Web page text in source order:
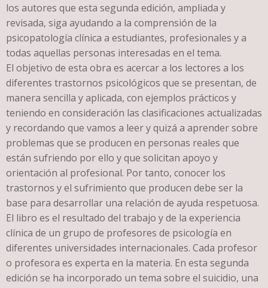
los autores que esta segunda edición, ampliada y
revisada, siga ayudando a la comprensión de la
psicopatología clínica a estudiantes, profesionales y a
todas aquellas personas interesadas en el tema.
El objetivo de esta obra es acercar a los lectores a los
diferentes trastornos psicológicos que se presentan, de
manera sencilla y aplicada, con ejemplos prácticos y
teniendo en consideración las clasificaciones actualizadas
y recordando que vamos a leer y quizá a aprender sobre
problemas que se producen en personas reales que
están sufriendo por ello y que solicitan apoyo y
orientación al profesional. Por tanto, conocer los
trastornos y el sufrimiento que producen debe ser la
base para desarrollar una relación de ayuda respetuosa.
El libro es el resultado del trabajo y de la experiencia
clínica de un grupo de profesores de psicología en
diferentes universidades internacionales. Cada profesor
o profesora es experta en la materia. En esta segunda
edición se ha incorporado un tema sobre el suicidio, una